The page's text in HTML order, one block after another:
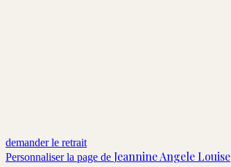
demander le retrait
Personnaliser la page de Jeannine Angele Louise